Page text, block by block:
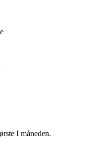
I måneden.